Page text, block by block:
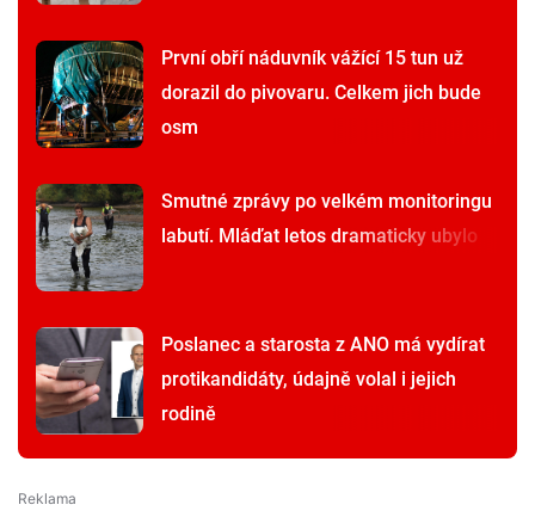
První obří náduvník vážící 15 tun už
dorazil do pivovaru. Celkem jich bude
osm
Smutné zprávy po velkém monitoringu
labutí. Mláďat letos dramaticky ubylo
Poslanec a starosta z ANO má vydírat
protikandidáty, údajně volal i jejich
rodině